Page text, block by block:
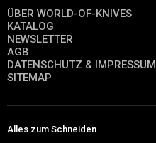
ÜBER WORLD-OF-KNIVES
KATALOG
NEWSLETTER
AGB
DATENSCHUTZ & IMPRESSUM
SITEMAP
Alles zum Schneiden